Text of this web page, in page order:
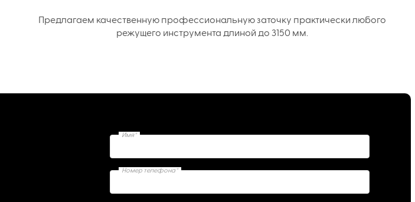
Предлагаем качественную профессиональную заточку практически любого
режущего инструмента длиной до 3150 мм.
Имя*
Номер телефона*